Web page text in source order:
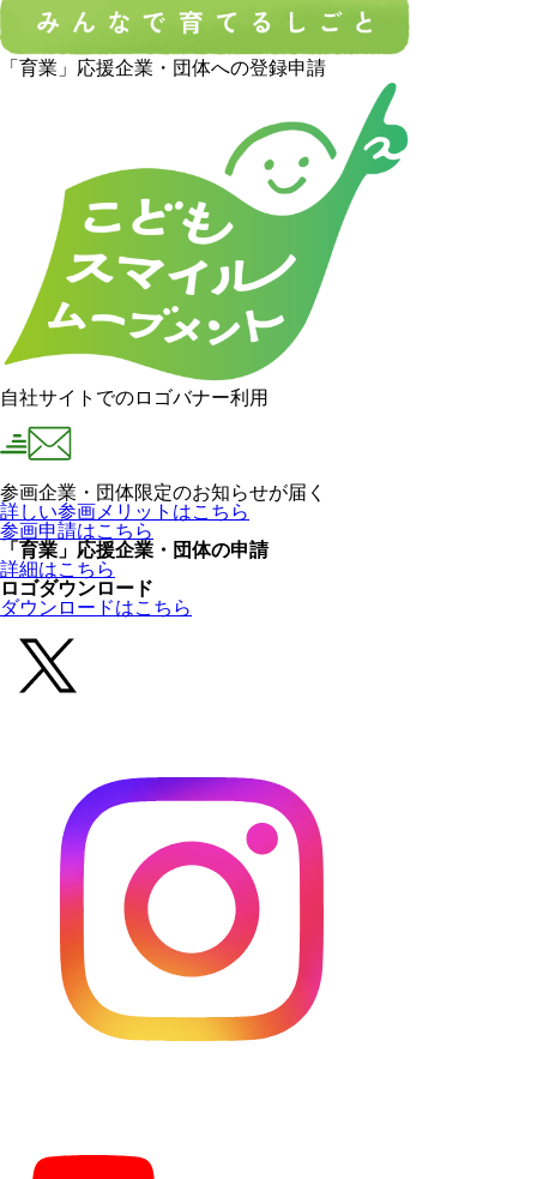
「育業」応援企業・団体への登録申請
自社サイトでのロゴバナー利用
参画企業・団体限定のお知らせが届く
詳しい参画メリットはこちら
参画申請はこちら
「育業」応援企業・団体の申請
詳細はこちら
ロゴダウンロード
ダウンロードはこちら